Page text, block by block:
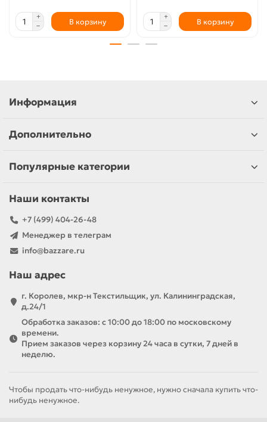
В корзину В корзину
Информация
Дополнительно
Популярные категории
Наши контакты
+7 (499) 404-26-48
Менеджер в телеграм
info@bazzare.ru
Наш адрес
г. Королев, мкр-н Текстильщик, ул. Калининградская,
д.24/1
Обработка заказов: с 10:00 до 18:00 по московскому
времени.
Прием заказов через корзину 24 часа в сутки, 7 дней в
неделю.
Чтобы продать что-нибудь ненужное, нужно сначала купить что-
нибудь ненужное.